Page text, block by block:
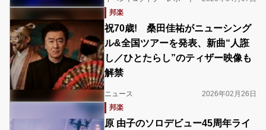
邦楽
祝70歳! 桑田佳祐がニューシング
ル&全国ツアーを発表、新曲“人誑
し／ひとたらし”のティザー映像も
解禁
ニュース
2026年02月26日
邦楽
原 由子のソロデビュー45周年ライ